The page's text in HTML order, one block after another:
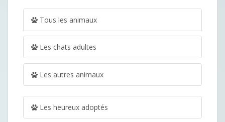
Tous les animaux
Les chats adultes
Les autres animaux
Les heureux adoptés